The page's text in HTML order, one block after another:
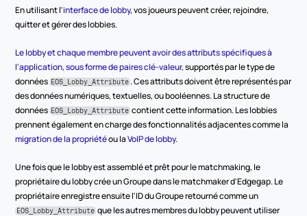
En utilisant l'interface de lobby, vos joueurs peuvent créer, rejoindre,
quitter et gérer des lobbies.
Le lobby et chaque membre peuvent avoir des attributs spécifiques à
l'application, sous forme de paires clé-valeur, supportés par le type de
données EOS_Lobby_Attribute . Ces attributs doivent être représentés par
des données numériques, textuelles, ou booléennes. La structure de
données EOS_Lobby_Attribute contient cette information. Les lobbies
migration de la propriété ou la VoIP de lobby.
Une fois que le lobby est assemblé et prêt pour le matchmaking, le
propriétaire du lobby crée un Groupe dans le matchmaker d'Edgegap. Le
EOS_Lobby_Attribute que les autres membres du lobby peuvent utiliser